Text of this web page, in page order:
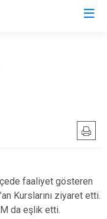
faaliyet gösteren
Kurslarını ziyaret etti.
da eşlik etti.